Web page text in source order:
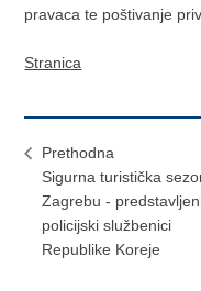
pravaca te poštivanje
Stranica
Prethodna
Sigurna turistička
Zagrebu -
policijski službenici
Republike Koreje